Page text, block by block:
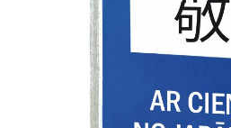
Ziedo
Veikals